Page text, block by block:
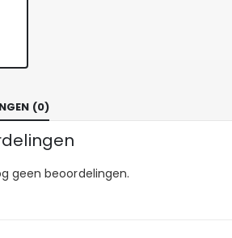
(0)
geen beoordelingen.